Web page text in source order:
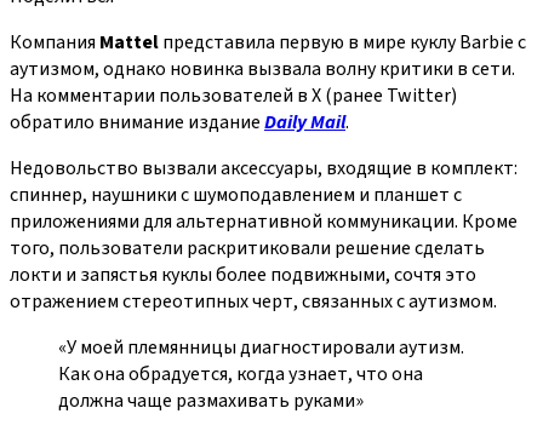
Компания Mattelпредставила первую в мире куклу Barbie с
аутизмом, однако новинка вызвала волну критики в сети.
На комментарии пользователей в X (ранее Twitter)
обратило внимание изданиеDaily Mail.
Недовольство вызвали аксессуары, входящие в комплект:
спиннер, наушники с шумоподавлением и планшет с
приложениями для альтернативной коммуникации. Кроме
того, пользователи раскритиковали решение сделать
локти и запястья куклы более подвижными, сочтя это
отражением стереотипных черт, связанных с аутизмом.
«У моей племянницы диагностировали аутизм.
Как она обрадуется, когда узнает, что она
должна чаще размахивать руками»